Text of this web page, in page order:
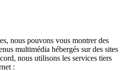
nous pouvons vous montrer des
multimédia hébergés sur des sites
nous utilisons les services tiers
: